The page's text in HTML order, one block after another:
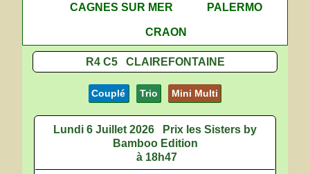
CAGNES SUR MER
PALERMO
CRAON
R4 C5 CLAIREFONTAINE
Couplé Trio Mini Multi
Lundi 6 Juillet 2026
Prix les Sisters by
Bamboo Edition
à 18h47